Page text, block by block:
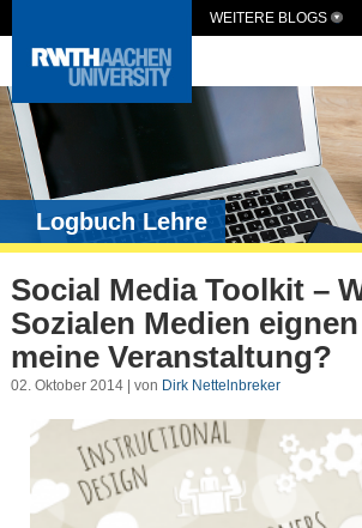
WEITERE BLOGS
Logbuch Lehre
Social Media Toolkit –
Sozialen Medien
meine Veranstaltung?
02. Oktober 2014 | von Dirk Nettelnbreker